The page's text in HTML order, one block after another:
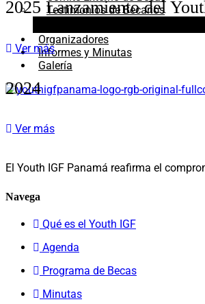
Testimonios de Becarios
Organizadores
Informes y Minutas
Galería
2025 Lanzamiento del
Ver más
2024
Ver más
El Youth IGF Panamá reafirma el
Navega
Qué es el Youth IGF
Agenda
Programa de Becas
Minutas